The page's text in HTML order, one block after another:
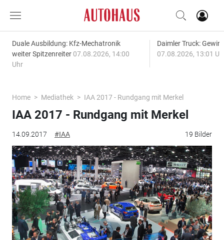
Duale Ausbildung: Kfz-Mechatronik
weiter Spitzenreiter 07.08.2026, 14:00
Uhr
Daimler Truck:
07.08.2026, 13:01
Home Mediathek IAA 2017 - Rundgang mit Merkel
14.09.2017 #IAA 19 Bilder
IAA 2017 - Rundgang mit Merkel